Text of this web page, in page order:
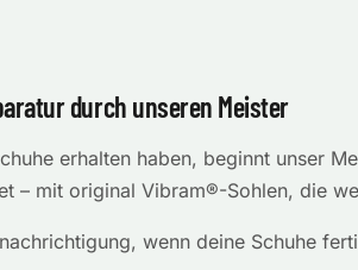
durch unseren Meister
erhalten haben, beginnt unser
– mit original Vibram®-Sohlen, die
wenn deine Schuhe